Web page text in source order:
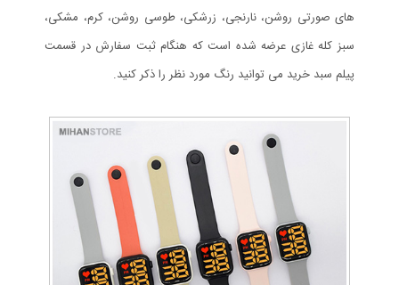
های صورتی روشن، نارنجی، زرشکی، طوسی روشن، کرم، مشکی،
سبز کله غازی عرضه شده است که هنگام ثبت سفارش در قسمت
پیلم سبد خرید می توانید رنگ مورد نظر را ذکر کنید.